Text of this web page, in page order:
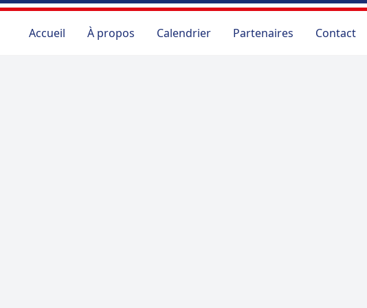
Accueil À propos Calendrier Partenaires Contact